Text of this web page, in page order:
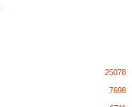
25078
7698